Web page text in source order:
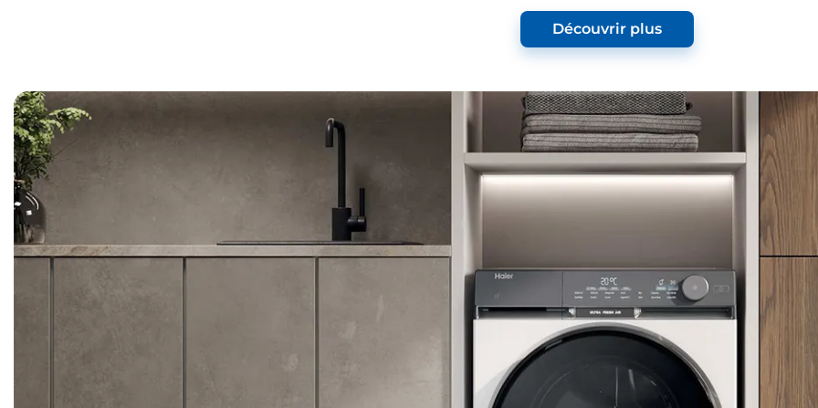
Découvrir plus